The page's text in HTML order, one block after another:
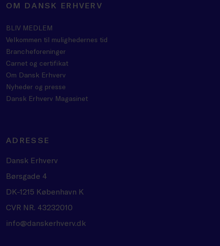
OM DANSK ERHVERV
BLIV MEDLEM
Velkommen til mulighedernes tid
Brancheforeninger
Carnet og certifikat
Om Dansk Erhverv
Nyheder og presse
Dansk Erhverv Magasinet
ADRESSE
Dansk Erhverv
Børsgade 4
DK-1215 København K
CVR NR. 43232010
info@danskerhverv.dk